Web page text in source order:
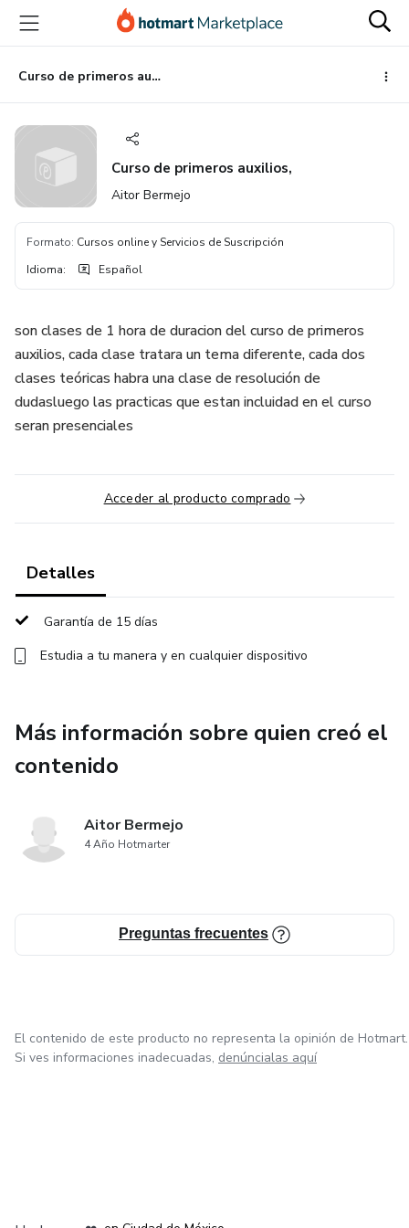
principal
página
de
página
Curso de primeros auxilios,
Curso de primeros auxilios,
Aitor Bermejo
Formato: Cursos online y Servicios de Suscripción
Idioma: Español
son clases de 1 hora de duracion del curso de primeros
auxilios, cada clase tratara un tema diferente, cada dos
clases teóricas habra una clase de resolución de
dudasluego las practicas que estan incluidad en el curso
seran presenciales
Acceder al producto comprado
Detalles
Garantía de 15 días
Estudia a tu manera y en cualquier dispositivo
Más información sobre quien creó el
contenido
Aitor Bermejo
4 Año Hotmarter
Preguntas frecuentes
El contenido de este producto no representa la opinión de Hotmart.
Si ves informaciones inadecuadas, denúncialas aquí